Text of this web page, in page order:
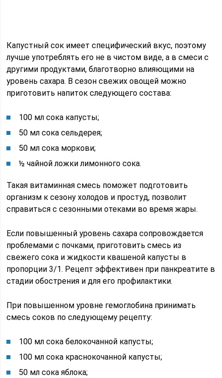
Капустный сок имеет специфический вкус, поэтому
лучше употреблять его не в чистом виде, а в смеси с
другими продуктами, благотворно влияющими на
уровень сахара. В сезон свежих овощей можно
приготовить напиток следующего состава:
100 мл сока капусты;
50 мл сока сельдерея;
50 мл сока моркови;
½ чайной ложки лимонного сока.
Такая витаминная смесь поможет подготовить
организм к сезону холодов и простуд, позволит
справиться с сезонными отеками во время жары.
Если повышенный уровень сахара сопровождается
проблемами с почками, приготовить смесь из
свежего сока и жидкости квашеной капусты в
пропорции 3/1. Рецепт эффективен при панкреатите в
стадии обострения и для его профилактики.
При повышенном уровне гемоглобина принимать
смесь соков по следующему рецепту:
100 мл сока белокочанной капусты;
100 мл сока краснокочанной капусты;
50 мл сока яблока;